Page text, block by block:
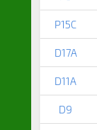
P15C
D17A
D11A
D9